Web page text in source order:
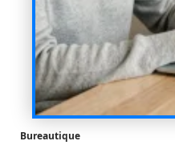
Bureautique